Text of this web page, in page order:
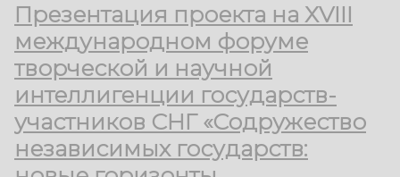
Презентация проекта на ХVIII
международном форуме
творческой и научной
интеллигенции государств-
участников СНГ «Содружество
независимых государств: